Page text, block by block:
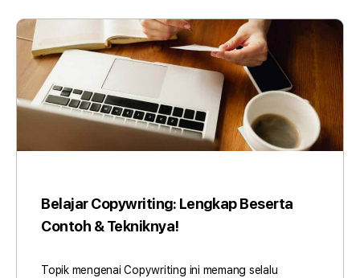
Belajar Copywriting: Lengkap Beserta
Contoh & Tekniknya!
Topik mengenai Copywriting ini memang selalu